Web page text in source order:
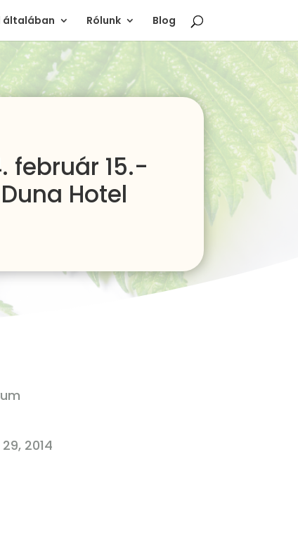
általában Rólunk Blog
február 15.-
Hotel
2014